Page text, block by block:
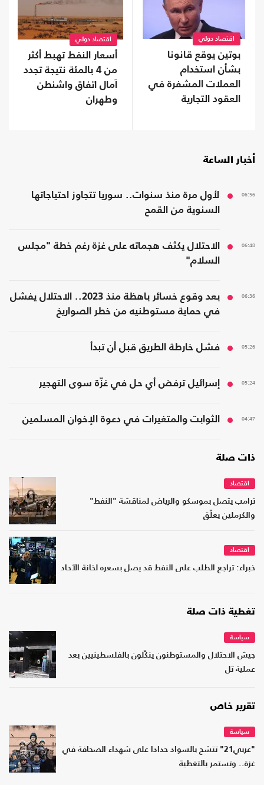
اقتصاد دولي
بوتين يوقع قانونا
بشأن استخدام
العملات المشفرة في
العقود التجارية
اقتصاد دولي
أسعار النفط تهبط أكثر
من 4 بالمئة نتيجة تجدد
آمال اتفاق واشنطن
وطهران
أخبار الساعة
06:56
لأول مرة منذ سنوات.. سوريا تتجاوز احتياجاتها
السنوية من القمح
06:48
الاحتلال يكثف هجماته على غزة رغم خطة "مجلس
السلام"
06:36
بعد وقوع خسائر باهظة منذ 2023.. الاحتلال يفشل
في حماية مستوطنيه من خطر الصواريخ
05:26 فشل خارطة الطريق قبل أن تبدأ
05:24 إسرائيل ترفض أي حل في غزّة سوى التهجير
04:47 الثوابت والمتغيرات في دعوة الإخوان المسلمين
ذات صلة
اقتصاد
ترامب يتصل بموسكو والرياض لمناقشة "النفط"
والكرملين يعلّق
اقتصاد
خبراء: تراجع الطلب على النفط قد يصل بسعره لخانة الآحاد
تغطية ذات صلة
سياسة
جيش الاحتلال والمستوطنون ينكّلون بالفلسطينيين بعد
عملية تل
تقرير خاص
سياسة
"عربي21" تتشح بالسواد حدادا على شهداء الصحافة في
غزة.. وتستمر بالتغطية